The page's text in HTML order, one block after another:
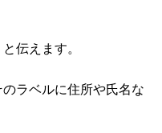
伝えます。
ラベルに住所や氏名な